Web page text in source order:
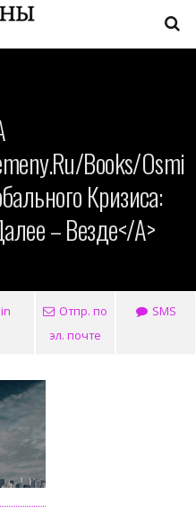
books/osmi
Кризиса:
– Везде</a>
Отпр. по
эл. почте
SMS